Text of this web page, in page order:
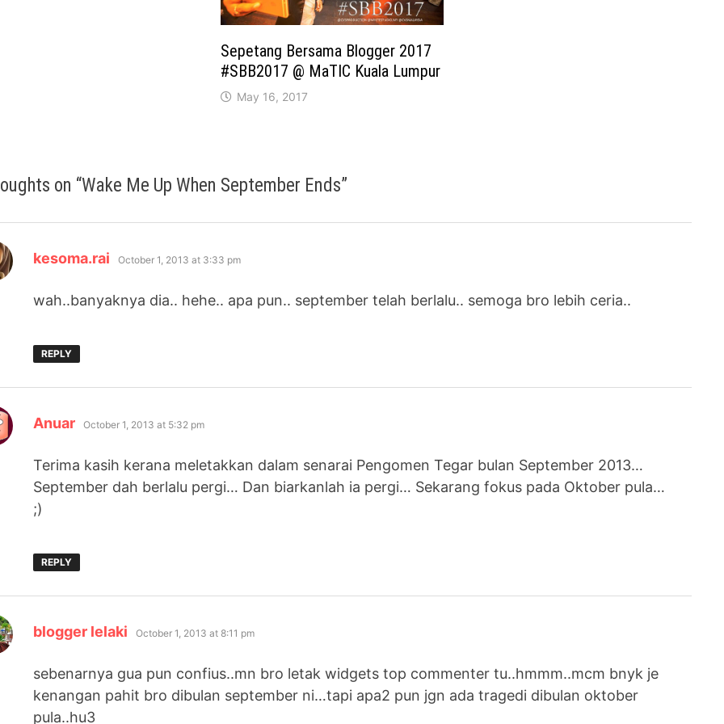
Sepetang Bersama Blogger 2017
#SBB2017 @ MaTIC Kuala Lumpur
May 16, 2017
on “Wake Me Up When September Ends”
kesoma.rai says:
October 1, 2013 at 3:33 pm
wah..banyaknya dia.. hehe.. apa pun.. september telah berlalu.. semoga bro lebih ceria..
REPLY
Anuar says:
October 1, 2013 at 5:32 pm
Terima kasih kerana meletakkan dalam senarai Pengomen Tegar bulan September 2013…
September dah berlalu pergi… Dan biarkanlah ia pergi… Sekarang fokus pada Oktober pula…
;)
REPLY
blogger lelaki says:
October 1, 2013 at 8:11 pm
sebenarnya gua pun confius..mn bro letak widgets top commenter tu..hmmm..mcm bnyk je
kenangan pahit bro dibulan september ni…tapi apa2 pun jgn ada tragedi dibulan oktober
pula..hu3